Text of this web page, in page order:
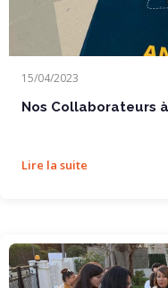
15/04/2023
Nos Collaborateurs
Lire la suite